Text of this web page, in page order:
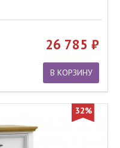
26 785
В КОРЗИНУ
32%